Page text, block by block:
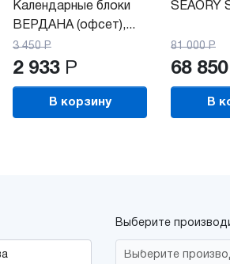
Календарные блоки
ВЕРДАНА (офсет),...
3 450 Р
2 933 Р
В корзину
SEAORY
81 000 Р
68 850
В
Выберите